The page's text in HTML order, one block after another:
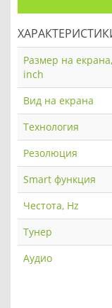
Размер на екрана,
inch
Вид на екрана
Технология
Резолюция
Smart функция
Честота, Hz
Тунер
Аудио